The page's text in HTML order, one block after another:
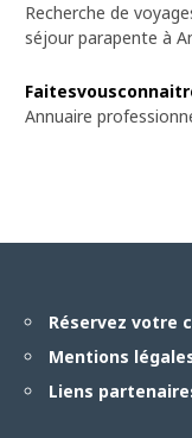
Recherche de
séjour parapente à
Annuaire
Réservez votre
Mentions
Liens